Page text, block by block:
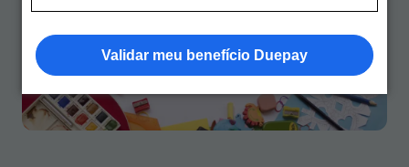
Validar meu benefício Duepay